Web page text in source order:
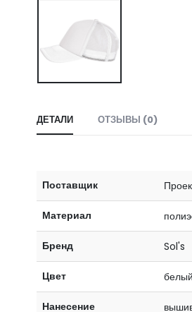
ДЕТАЛИ ОТЗЫВЫ (0)
Поставщик
Материал
Бренд Sol's
Цвет
Нанесение